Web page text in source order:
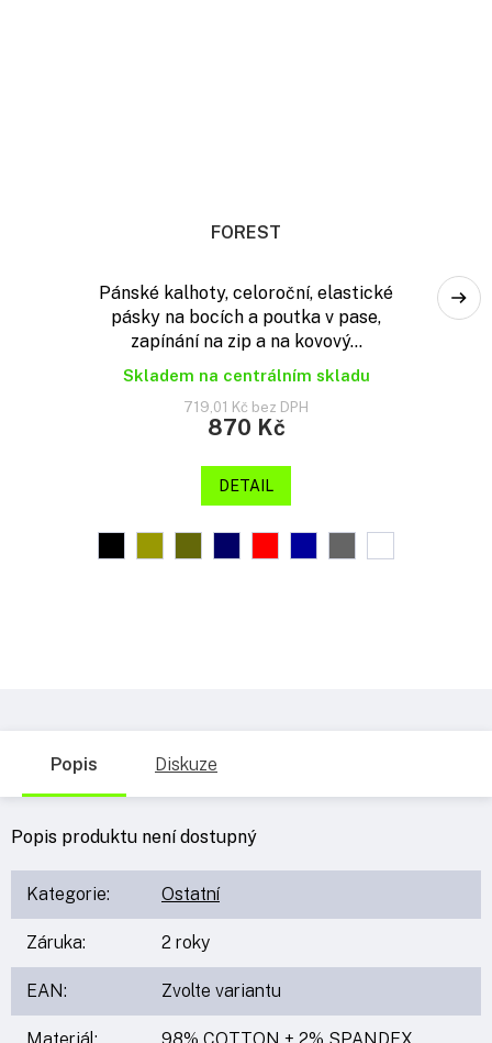
FOREST
Pánské kalhoty, celoroční, elastické
pásky na bocích a poutka v pase,
zapínání na zip a na kovový...
Skladem na centrálním skladu
719,01 Kč bez DPH
870 Kč
DETAIL
Popis Diskuze
Popis produktu není dostupný
Kategorie: Ostatní
Záruka: 2 roky
EAN: Zvolte variantu